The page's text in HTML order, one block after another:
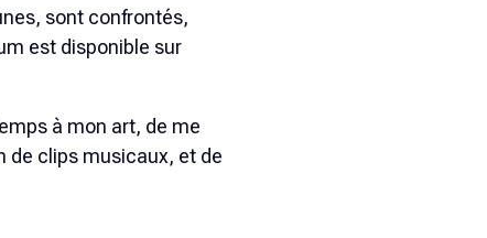
sont confrontés,
est disponible sur
à mon art, de me
de clips musicaux, et de